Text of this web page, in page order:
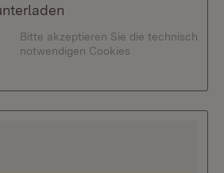
Bitte akzeptieren Sie die technisch
notwendigen Cookies